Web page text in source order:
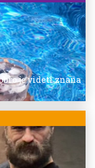
je videti znana